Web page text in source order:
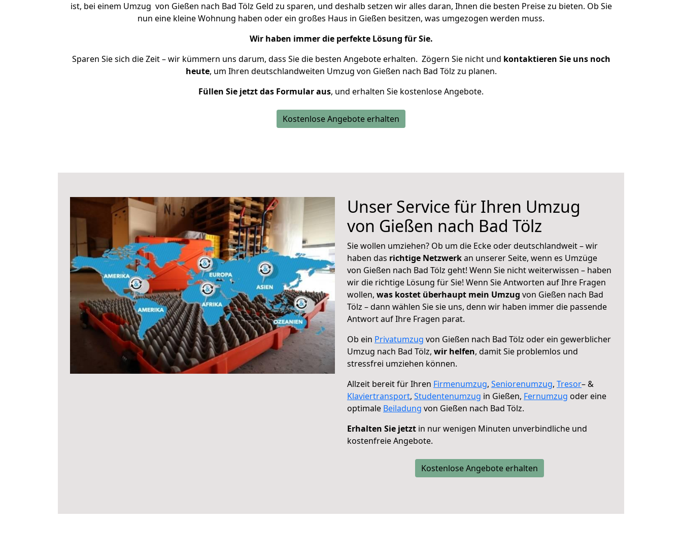
ist, bei einem Umzug von Gießen nach Bad Tölz Geld zu sparen, und deshalb setzen wir alles daran, Ihnen die besten Preise zu bieten. Ob Sie
nun eine kleine Wohnung haben oder ein großes Haus in Gießen besitzen, was umgezogen werden muss.
Wir haben immer die perfekte Lösung für Sie.
Sparen Sie sich die Zeit – wir kümmern uns darum, dass Sie die besten Angebote erhalten. Zögern Sie nicht und kontaktieren Sie uns noch
heute, um Ihren deutschlandweiten Umzug von Gießen nach Bad Tölz zu planen.
Füllen Sie jetzt das Formular aus, und erhalten Sie kostenlose Angebote.
Kostenlose Angebote erhalten
Unser Service für Ihren Umzug
von Gießen nach Bad Tölz
Sie wollen umziehen? Ob um die Ecke oder deutschlandweit – wir
haben das richtige Netzwerkan unserer Seite, wenn es Umzüge
von Gießen nach Bad Tölz geht! Wenn Sie nicht weiterwissen – haben
wir die richtige Lösung für Sie! Wenn Sie Antworten auf Ihre Fragen
wollen, was kostet überhaupt mein Umzug von Gießen nach Bad
Tölz – dann wählen Sie sie uns, denn wir haben immer die passende
Antwort auf Ihre Fragen parat.
Ob ein Privatumzug von Gießen nach Bad Tölz oder ein gewerblicher
Umzug nach Bad Tölz, wir helfen, damit Sie problemlos und
stressfrei umziehen können.
Allzeit bereit für Ihren Firmenumzug, Seniorenumzug, Tresor– &
Klaviertransport, Studentenumzug in Gießen, Fernumzug oder eine
optimale Beiladung von Gießen nach Bad Tölz.
Erhalten Sie jetzt in nur wenigen Minuten unverbindliche und
kostenfreie Angebote.
Kostenlose Angebote erhalten